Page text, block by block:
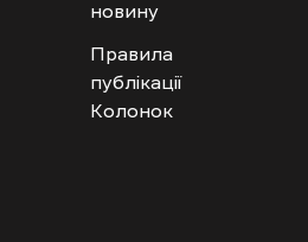
новину
Правила
публікації
Колонок